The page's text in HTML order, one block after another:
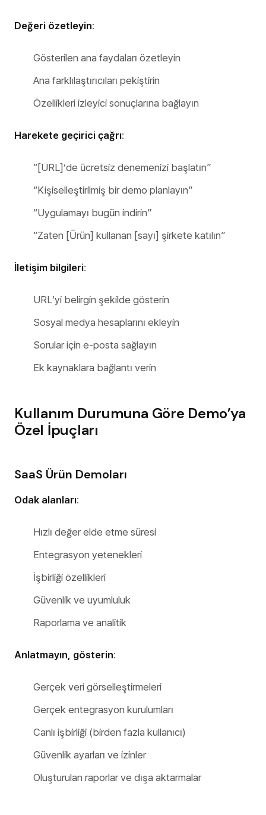
Değeri özetleyin:
Gösterilen ana faydaları özetleyin
Ana farklılaştırıcıları pekiştirin
Özellikleri izleyici sonuçlarına bağlayın
Harekete geçirici çağrı:
“[URL]‘de ücretsiz denemenizi başlatın”
“Kişiselleştirilmiş bir demo planlayın”
“Uygulamayı bugün indirin”
“Zaten [Ürün] kullanan [sayı] şirkete katılın”
İletişim bilgileri:
URL’yi belirgin şekilde gösterin
Sosyal medya hesaplarını ekleyin
Sorular için e-posta sağlayın
Ek kaynaklara bağlantı verin
Kullanım Durumuna Göre Demo’ya
Özel İpuçları
SaaS Ürün Demoları
Odak alanları:
Hızlı değer elde etme süresi
Entegrasyon yetenekleri
İşbirliği özellikleri
Güvenlik ve uyumluluk
Raporlama ve analitik
Anlatmayın, gösterin:
Gerçek veri görselleştirmeleri
Gerçek entegrasyon kurulumları
Canlı işbirliği (birden fazla kullanıcı)
Güvenlik ayarları ve izinler
Oluşturulan raporlar ve dışa aktarmalar